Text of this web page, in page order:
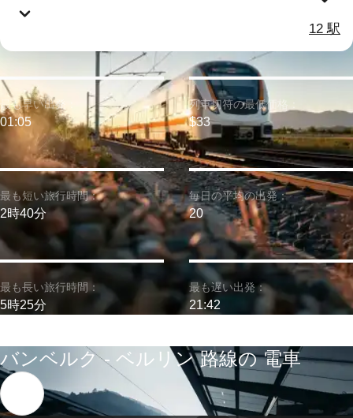
12 駅
最も短い旅行時間：
2時40分
最も早い出発：
01:05
最も長い旅行時間：
5時25分
列車切符の最低価格：
$33
毎日の平均の出発：
20
最も遅い出発：
21:42
バンベルク - ベルリン 路線の 電車